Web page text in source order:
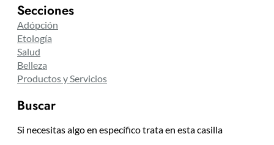
Secciones
Adópción
Etología
Salud
Belleza
Productos y Servicios
Buscar
Si necesitas algo en específico trata en esta casilla